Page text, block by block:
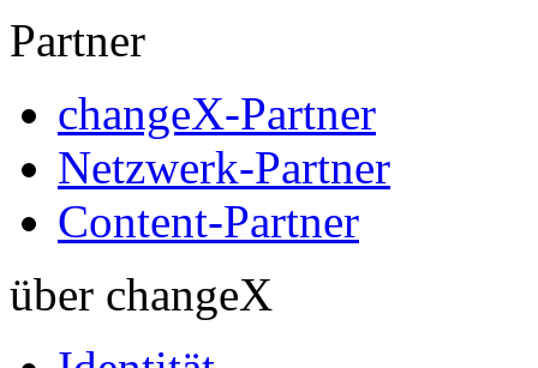
Partner
changeX-Partner
Netzwerk-Partner
Content-Partner
über changeX